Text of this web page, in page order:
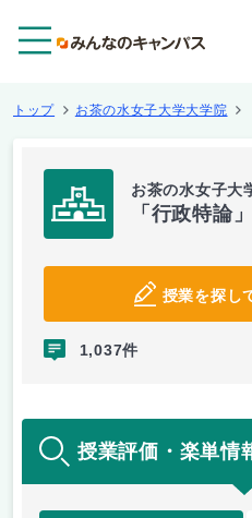
トップ お茶の水女子大学大学院
お茶の水女子大
「行政特論
授業を探し
1,037件
授業評価・楽単情